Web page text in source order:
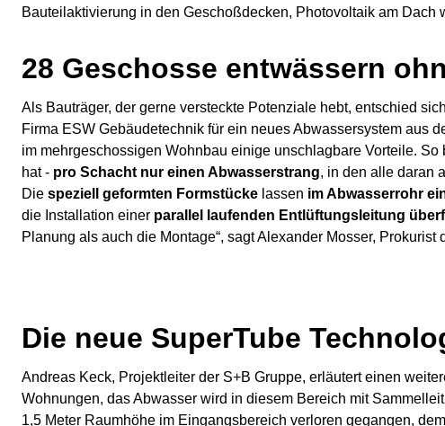
Bauteilaktivierung in den Geschoßdecken, Photovoltaik am Dach
28 Geschosse entwässern
Als Bauträger, der gerne versteckte Potenziale hebt, entschied
Firma ESW Gebäudetechnik für ein neues Abwassersystem aus
im mehrgeschossigen Wohnbau einige unschlagbare Vorteile.
hat - pro Schacht nur einen Abwasserstrang, in den alle daran
Die speziell geformten Formstücke lassen im Abwasserrohr
die Installation einer parallel laufenden Entlüftungsleitung
Planung als auch die Montage“, sagt Alexander Mosser, Prokurist
Die neue SuperTube
Andreas Keck, Projektleiter der S+B Gruppe, erläutert einen
Wohnungen, das Abwasser wird in diesem Bereich mit
1,5 Meter Raumhöhe im Eingangsbereich verloren gegangen,